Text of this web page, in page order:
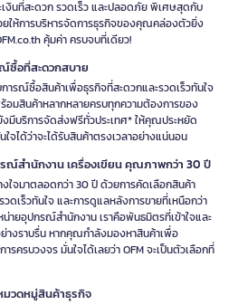
เทศ ราคายุติธรรม และโปรโมชั่นพิเศษ
อออนไลน์ที่สะดวกสบาย ทำให้คุณช้อปปิ้ง
อความปลอดภัยที่คุณและทีมงานสมควรได้
อมสูงสุด 60 วัน* และจัดส่งฟรีทั่วไทย* ดู
เติมได้ที่
coupon
หนด
งินที่สะดวก รวดเร็ว และปลอดภัย พิเศษสุดกับ
ให้การบริหารจัดการธุรกิจของคุณคล่องตัวยิ่ง
คุ้มค่า ครบจบที่เดียว!
ซื้อที่สะดวกสบาย
ารณ์ซื้อสินค้าเพื่อธุรกิจที่สะดวกและรวดเร็วทันใจ
อมสินค้าหลากหลายครบทุกความต้องการของ
ริการจัดส่งฟรีทั่วประเทศ* ให้คุณประหยัด
ใจได้ว่าจะได้รับสินค้าตรงเวลาอย่างแน่นอน
ณ์สำนักงาน เครื่องเขียน คุณภาพกว่า 30 ปี
ใจมาตลอดกว่า 30 ปี ด้วยการคัดเลือกสินค้า
เร็วทันใจ และการดูแลหลังการขายที่เหนือกว่า
ายอุปกรณ์สำนักงาน เราคือพันธมิตรที่เข้าใจและ
างราบรื่น หากคุณกำลังมองหาสินค้าเพื่อ
ครบวงจร มั่นใจได้เลยว่า OFM จะเป็นตัวเลือกที่
วดหมู่สินค้าธุรกิจ